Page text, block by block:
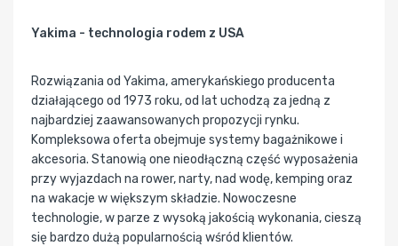
Yakima - technologia rodem z USA
Rozwiązania od Yakima, amerykańskiego producenta
działającego od 1973 roku, od lat uchodzą za jedną z
najbardziej zaawansowanych propozycji rynku.
Kompleksowa oferta obejmuje systemy bagażnikowe i
akcesoria. Stanowią one nieodłączną część wyposażenia
przy wyjazdach na rower, narty, nad wodę, kemping oraz
na wakacje w większym składzie. Nowoczesne
technologie, w parze z wysoką jakością wykonania, cieszą
się bardzo dużą popularnością wśród klientów.